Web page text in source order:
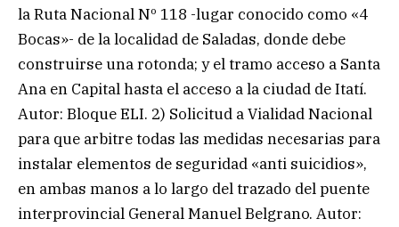
la Ruta Nacional Nº 118 -lugar conocido como «4
Bocas»- de la localidad de Saladas, donde debe
construirse una rotonda; y el tramo acceso a Santa
Ana en Capital hasta el acceso a la ciudad de Itatí.
Autor: Bloque ELI. 2) Solicitud a Vialidad Nacional
para que arbitre todas las medidas necesarias para
instalar elementos de seguridad «anti suicidios»,
en ambas manos a lo largo del trazado del puente
interprovincial General Manuel Belgrano. Autor: